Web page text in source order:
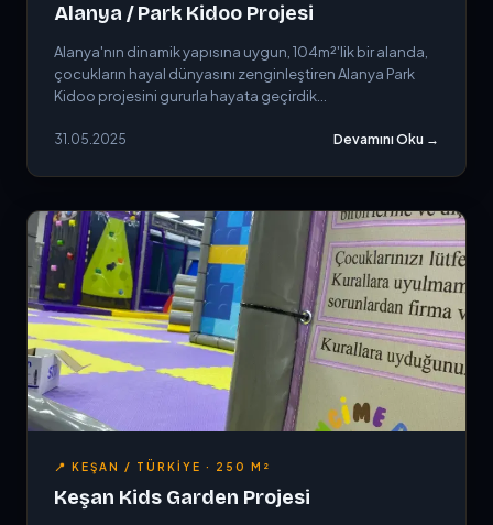
Alanya / Park Kidoo Projesi
Alanya'nın dinamik yapısına uygun, 104m²'lik bir alanda,
çocukların hayal dünyasını zenginleştiren Alanya Park
Kidoo projesini gururla hayata geçirdik...
31.05.2025 Devamını Oku →
📍 KEŞAN / TÜRKIYE · 250 M²
Keşan Kids Garden Projesi